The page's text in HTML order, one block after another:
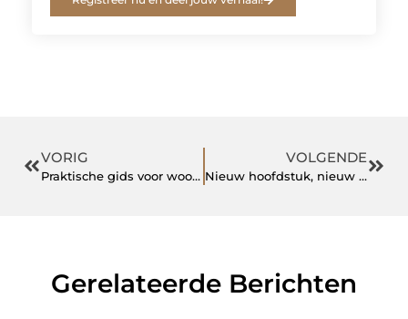
VORIG
Praktische gids voor wooninspiratie en tuinideeën
VOLGENDE
Nieuw hoofdstuk, nieuw interieur: hoe interieuradvies u kan helpen bij een veranderende levensfase
Gerelateerde Berichten